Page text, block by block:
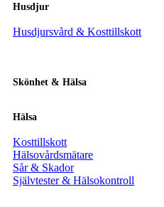
Husdjur
Husdjursvård & Kosttillskott
Skönhet & Hälsa
Hälsa
Kosttillskott
Hälsovårdsmätare
Sår & Skador
Självtester & Hälsokontroll